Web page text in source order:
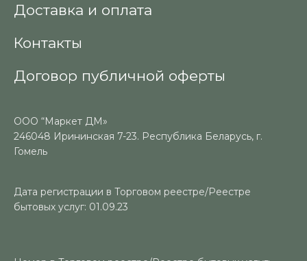
Доставка и оплата
Контакты
Договор публичной оферты
ООО “Маркет ДМ»
246048 Ирининская 7-23. Республика Беларусь, г.
Гомель
Дата регистрации в Торговом реестре/Реестре
бытовых услуг: 01.09.23